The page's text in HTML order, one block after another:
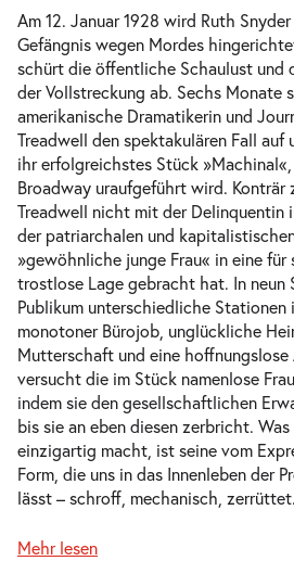
Machinal-
Do.
04.02.2027
Do. 04.02.2027
19:30 Uhr
Machinal-
Fr.
05.02.2027
Fr. 05.02.2027
19:30 Uhr
Machinal-
Di.
23.02.2027
Di. 23.02.2027
19:30 Uhr
Am 12. Januar 1928 wird Ruth
Gefängnis wegen Mordes
schürt die öffentliche Schaulust und
der Vollstreckung ab. Sechs Monate
amerikanische Dramatikerin und
Treadwell den spektakulären Fall
ihr erfolgreichstes Stück
Broadway uraufgeführt wird. Konträr
Treadwell nicht mit der Delinquentin
der patriarchalen und
»gewöhnliche junge Frau« in eine für
trostlose Lage gebracht hat. In neun
Publikum unterschiedliche Stationen
monotoner Bürojob, unglückliche
Mutterschaft und eine
versucht die im Stück namenlose
indem sie den gesellschaftlichen
bis sie an eben diesen zerbricht.
einzigartig macht, ist seine vom
Form, die uns in das Innenleben der
lässt – schroff, mechanisch, zerrüttet.
Mehr lesen